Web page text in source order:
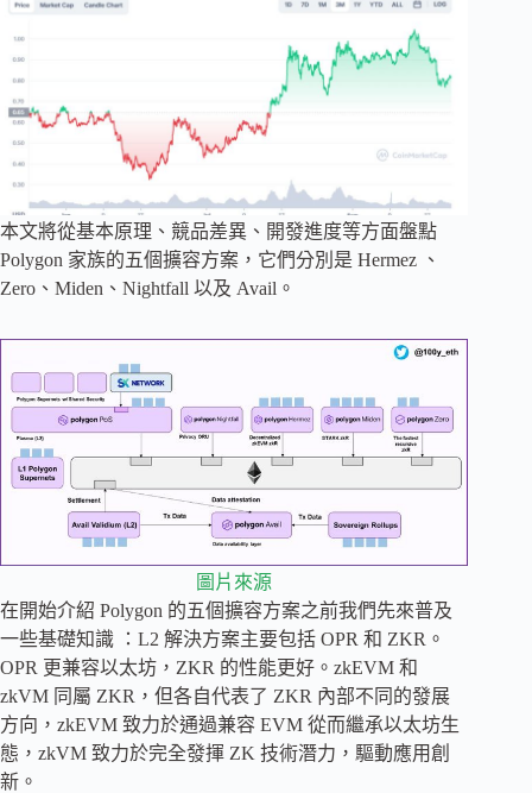
本文將從基本原理、競品差異、開發進度等方面盤點
Polygon 家族的五個擴容方案，它們分別是 Hermez 、
Zero、Miden、Nightfall 以及 Avail。
圖片來源
在開始介紹 Polygon 的五個擴容方案之前我們先來普及
一些基礎知識 ：L2 解決方案主要包括 OPR 和 ZKR。
OPR 更兼容以太坊，ZKR 的性能更好。zkEVM 和
zkVM 同屬 ZKR，但各自代表了 ZKR 內部不同的發展
方向，zkEVM 致力於通過兼容 EVM 從而繼承以太坊生
態，zkVM 致力於完全發揮 ZK 技術潛力，驅動應用創
新。